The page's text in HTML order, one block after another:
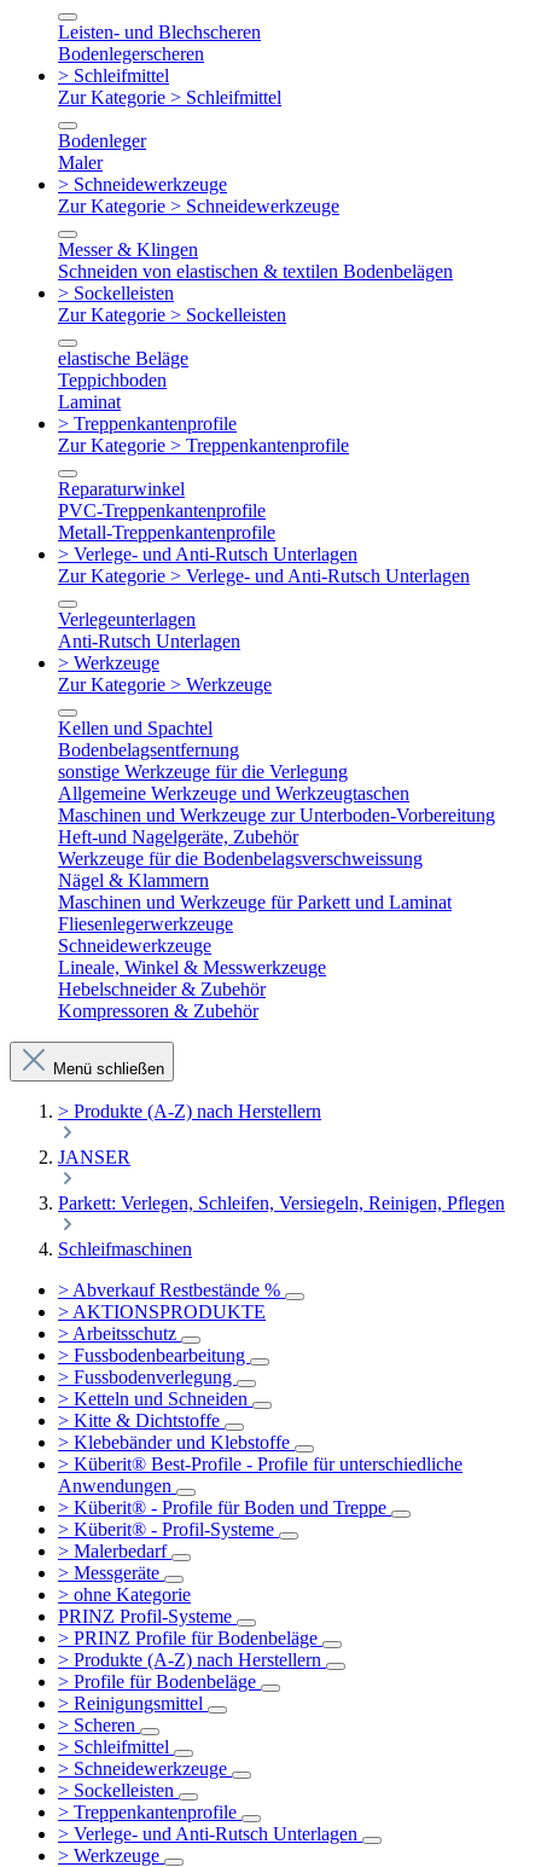
Leisten- und Blechscheren
Bodenlegerscheren
> Schleifmittel
Zur Kategorie > Schleifmittel
Bodenleger
Maler
> Schneidewerkzeuge
Zur Kategorie > Schneidewerkzeuge
Messer & Klingen
Schneiden von elastischen & textilen Bodenbelägen
> Sockelleisten
Zur Kategorie > Sockelleisten
elastische Beläge
Teppichboden
Laminat
> Treppenkantenprofile
Zur Kategorie > Treppenkantenprofile
Reparaturwinkel
PVC-Treppenkantenprofile
Metall-Treppenkantenprofile
> Verlege- und Anti-Rutsch Unterlagen
Zur Kategorie > Verlege- und Anti-Rutsch Unterlagen
Verlegeunterlagen
Anti-Rutsch Unterlagen
> Werkzeuge
Zur Kategorie > Werkzeuge
Kellen und Spachtel
Bodenbelagsentfernung
sonstige Werkzeuge für die Verlegung
Allgemeine Werkzeuge und Werkzeugtaschen
Maschinen und Werkzeuge zur Unterboden-Vorbereitung
Heft-und Nagelgeräte, Zubehör
Werkzeuge für die Bodenbelagsverschweissung
Nägel & Klammern
Maschinen und Werkzeuge für Parkett und Laminat
Fliesenlegerwerkzeuge
Schneidewerkzeuge
Lineale, Winkel & Messwerkzeuge
Hebelschneider & Zubehör
Kompressoren & Zubehör
Menü schließen
> Produkte (A-Z) nach Herstellern
JANSER
Parkett: Verlegen, Schleifen, Versiegeln, Reinigen, Pflegen
Schleifmaschinen
> Abverkauf Restbestände %
> AKTIONSPRODUKTE
> Arbeitsschutz
> Fussbodenbearbeitung
> Fussbodenverlegung
> Ketteln und Schneiden
> Kitte & Dichtstoffe
> Klebebänder und Klebstoffe
> Küberit® Best-Profile - Profile für unterschiedliche
Anwendungen
> Küberit® - Profile für Boden und Treppe
> Küberit® - Profil-Systeme
> Malerbedarf
> Messgeräte
> ohne Kategorie
PRINZ Profil-Systeme
> PRINZ Profile für Bodenbeläge
> Produkte (A-Z) nach Herstellern
> Profile für Bodenbeläge
> Reinigungsmittel
> Scheren
> Schleifmittel
> Schneidewerkzeuge
> Sockelleisten
> Treppenkantenprofile
> Verlege- und Anti-Rutsch Unterlagen
> Werkzeuge